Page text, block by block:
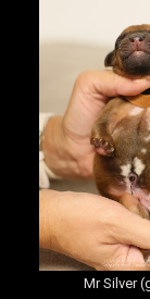
Mr Silver